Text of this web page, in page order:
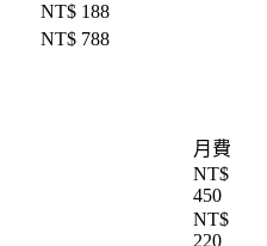
NT$ 188
NT$ 788
月費
NT$
450
NT$
220